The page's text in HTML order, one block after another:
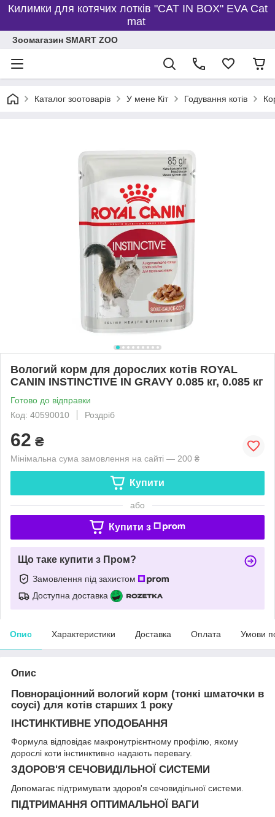
Килимки для котячих лотків "CAT IN BOX" EVA Cat
mat
Зоомагазин SMART ZOO
Каталог зоотоварів У мене Кіт Годування котів
Вологий корм для дорослих котів ROYAL
CANIN INSTINCTIVE IN GRAVY 0.085 кг, 0.085 кг
Готово до відправки
Код: 40590010
Роздріб
62 ₴
Мінімальна сума замовлення на сайті — 200 ₴
Купити
або
Купити з
Що таке купити з Пром?
Замовлення під захистом
Доступна доставка
Опис Характеристики Доставка Оплата Умови
Опис
Повнораціонний вологий корм (тонкі шматочки в
соусі) для котів старших 1 року
ІНСТИНКТИВНЕ УПОДОБАННЯ
Формула відповідає макронутрієнтному профілю, якому
дорослі коти інстинктивно надають перевагу.
ЗДОРОВ'Я СЕЧОВИДІЛЬНОЇ СИСТЕМИ
Допомагає підтримувати здоров'я сечовидільної системи.
ПІДТРИМАННЯ ОПТИМАЛЬНОЇ ВАГИ